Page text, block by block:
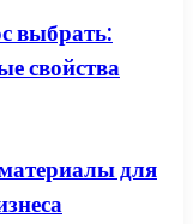
выбрать:
свойства
для